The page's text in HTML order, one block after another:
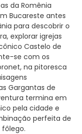
da Romênia
Bucareste antes
para descobrir o
explorar igrejas
Castelo de
se com os
na pitoresca
Gargantas de
termina em
pela cidade e
perfeita de